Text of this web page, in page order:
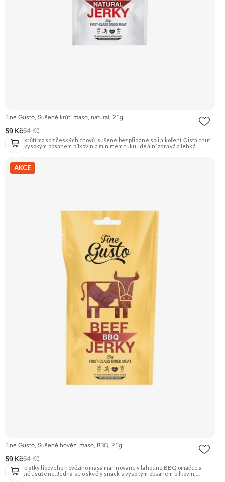
Fine Gusto, Sušené krůtí maso, natural, 25g
59 Kč64 Kč
Jemné krůtí maso z českých chovů, sušené bez přidané soli a koření. Čistá chuť
masa s vysokým obsahem bílkovin a minimem tuku. Ideální zdravá a lehká
AKCE
Fine Gusto, Sušené hovězí maso, BBQ, 25g
59 Kč64 Kč
Jemné plátky libového hovězího masa marinované v lahodné BBQ omáčce a
následně usušené. Jedná se o skvělý snack s vysokým obsahem bílkovin,